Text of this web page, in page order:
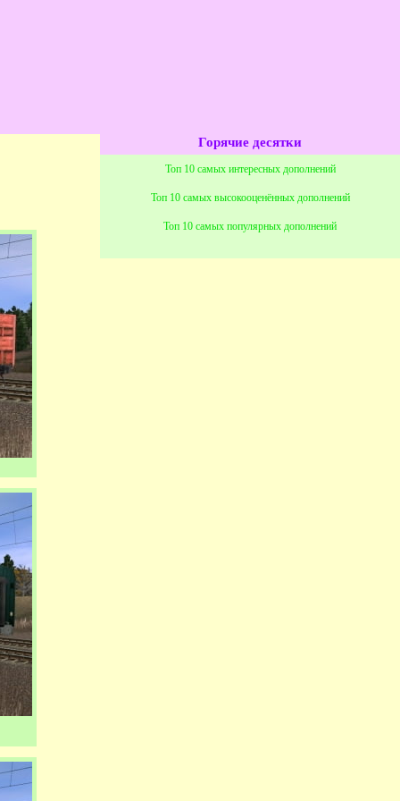
Горячие десятки
Топ 10 самых интересных дополнений
Топ 10 самых высокооценённых дополнений
Топ 10 самых популярных дополнений